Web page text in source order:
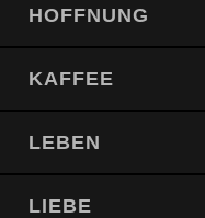
HOFFNUNG
KAFFEE
LEBEN
LIEBE